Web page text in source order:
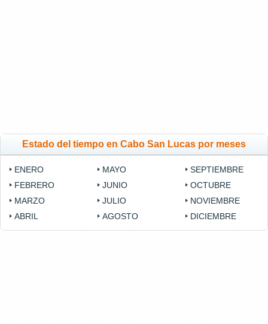
Estado del tiempo en Cabo San Lucas por meses
ENERO
FEBRERO
MARZO
ABRIL
MAYO
JUNIO
JULIO
AGOSTO
SEPTIEMBRE
OCTUBRE
NOVIEMBRE
DICIEMBRE